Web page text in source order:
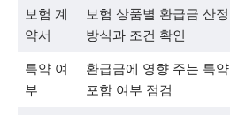
보험 계
약서
보험 상품별 환급금 산정
방식과 조건 확인
특약 여
부
환급금에 영향 주는 특약
포함 여부 점검